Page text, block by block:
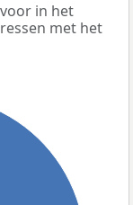
in het
met het